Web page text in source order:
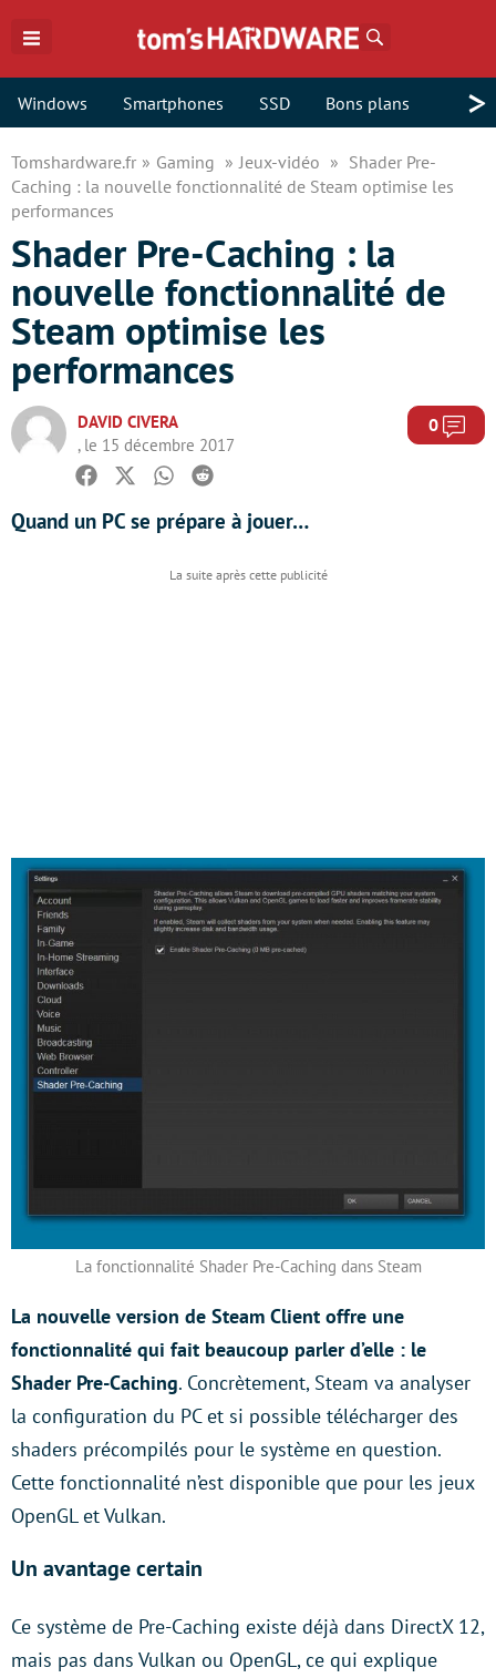
Windows Smartphones SSD Bons plans >
Tomshardware.fr Gaming Jeux-vidéo
Shader Pre-
Caching : la nouvelle fonctionnalité de Steam optimise les
performances
Shader Pre-Caching : la
nouvelle fonctionnalité de
Steam optimise les
performances
DAVID CIVERA
, le 15 décembre 2017
0
Facebook
TwitterWhatsapp
Reddit
Quand un PC se prépare à jouer…
La fonctionnalité Shader Pre-Caching dans Steam
La nouvelle version de Steam Client offre une
fonctionnalité qui fait beaucoup parler d’elle : le
Shader Pre-Caching. Concrètement, Steam va analyser
la configuration du PC et si possible télécharger des
shaders précompilés pour le système en question.
Cette fonctionnalité n’est disponible que pour les jeux
OpenGL et Vulkan.
Un avantage certain
Ce système de Pre-Caching existe déjà dans DirectX 12,
mais pas dans Vulkan ou OpenGL, ce qui explique